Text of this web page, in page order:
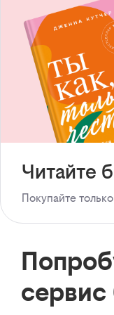
Читайте
Покупайте
сервис